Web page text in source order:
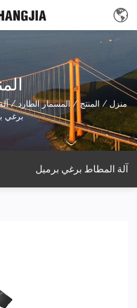
منزل / المنتج / المسمار الطارد/
برغي
آلة المطاط برغي برميل